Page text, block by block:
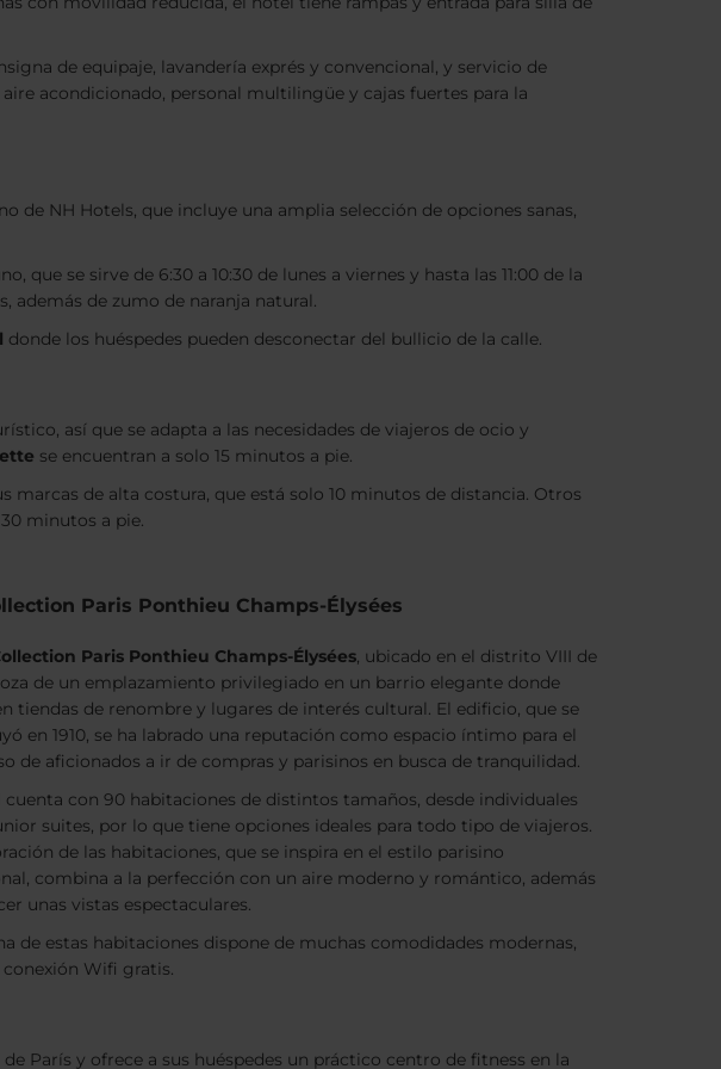
de equipaje, lavandería exprés y convencional, y servicio de
acondicionado, personal multilingüe y cajas fuertes para la
de NH Hotels, que incluye una amplia selección de opciones sanas,
se sirve de 6:30 a 10:30 de lunes a viernes y hasta las 11:00 de la
además de zumo de naranja natural.
donde los huéspedes pueden desconectar del bullicio de la calle.
así que se adapta a las necesidades de viajeros de ocio y
se encuentran a solo 15 minutos a pie.
de alta costura, que está solo 10 minutos de distancia. Otros
minutos a pie.
Paris Ponthieu Champs-Élysées
Paris Ponthieu Champs-Élysées, ubicado en el distrito VIII de
de un emplazamiento privilegiado en un barrio elegante donde
tiendas de renombre y lugares de interés cultural. El edificio, que se
en 1910, se ha labrado una reputación como espacio íntimo para el
de aficionados a ir de compras y parisinos en busca de tranquilidad.
cuenta con 90 habitaciones de distintos tamaños, desde individuales
suites, por lo que tiene opciones ideales para todo tipo de viajeros.
de las habitaciones, que se inspira en el estilo parisino
combina a la perfección con un aire moderno y romántico, además
unas vistas espectaculares.
de estas habitaciones dispone de muchas comodidades modernas,
Wifi gratis.
París y ofrece a sus huéspedes un práctico centro de fitness en la